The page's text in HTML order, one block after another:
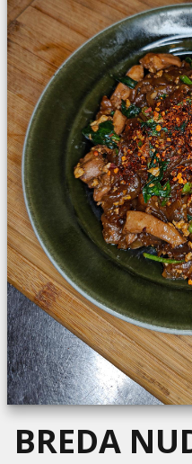
BREDA